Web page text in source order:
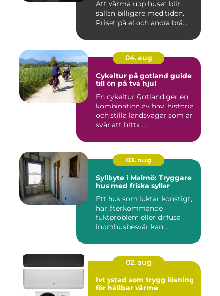
Att värma upp huset blir
sällan billigare med tiden.
Priset på el och andra brä...
04. aug
Cykeltur på gotland guide
till ön på två hjul
En cykeltur Gotland ger en
kombination av hav, historia
och stilla landsvägar som är
svår att hitta ...
03. aug
Syllbyte i Malmö: Tryggare
hus med friska syllar
Ett hus som luktar konstigt,
har återkommande
fuktproblem eller diffusa
inomhusbesvär kan...
02. aug
Ivt ystad som trygg lösning
för hållbar värme